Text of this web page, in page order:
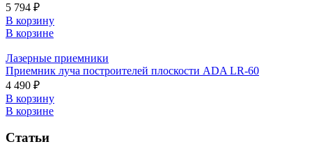
5 794 ₽
В корзину
В корзине
Лазерные приемники
Приемник луча построителей плоскости ADA LR-60
4 490 ₽
В корзину
В корзине
Статьи